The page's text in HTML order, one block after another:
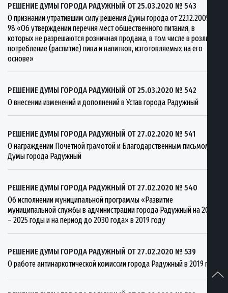
РЕШЕНИЕ ДУМЫ ГОРОДА РАДУЖНЫЙ ОТ 25.03.2020 № 543
О признании утратившим силу решения Думы города от 22.12.2005 №
98 «Об утверждении перечня мест общественного питания, в
которых не разрешаются розничная продажа, в том числе в розлив, и
потребление (распитие) пива и напитков, изготовляемых на его
основе»
РЕШЕНИЕ ДУМЫ ГОРОДА РАДУЖНЫЙ ОТ 25.03.2020 № 542
О внесении изменений и дополнений в Устав города Радужный
РЕШЕНИЕ ДУМЫ ГОРОДА РАДУЖНЫЙ ОТ 27.02.2020 № 541
О награждении Почетной грамотой и Благодарственным письмом
Думы города Радужный
РЕШЕНИЕ ДУМЫ ГОРОДА РАДУЖНЫЙ ОТ 27.02.2020 № 540
Об исполнении муниципальной программы «Развитие
муниципальной службы в администрации города Радужный на 2019
– 2025 годы и на период до 2030 года» в 2019 году
РЕШЕНИЕ ДУМЫ ГОРОДА РАДУЖНЫЙ ОТ 27.02.2020 № 539
О работе антинаркотической комиссии города Радужный в 2019 году